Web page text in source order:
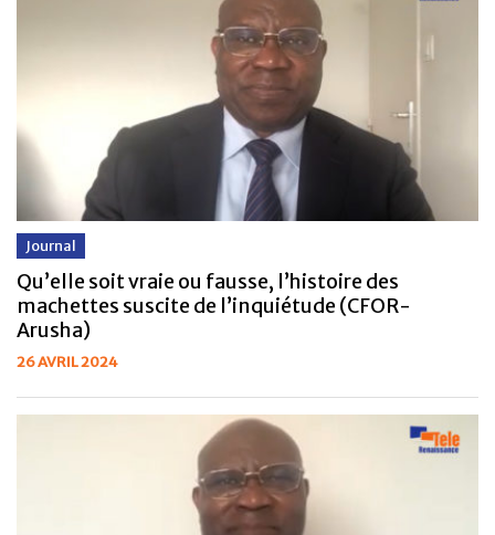
Journal
Qu’elle soit vraie ou fausse, l’histoire des
machettes suscite de l’inquiétude (CFOR-
Arusha)
26 AVRIL 2024